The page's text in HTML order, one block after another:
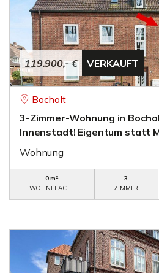
119.900,- € VERKAUFT
Bocholt
3-Zimmer-Wohnung in
Innenstadt! Eigentum statt
Wohnung
0 m²
WOHNFLÄCHE
3
ZIMMER